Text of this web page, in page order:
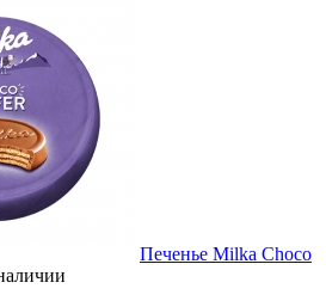
Печенье Milka Choco